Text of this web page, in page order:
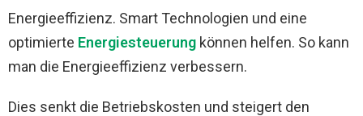
Energieeffizienz. Smart Technologien und eine
optimierte Energiesteuerung können helfen. So kann
man die Energieeffizienz verbessern.
Dies senkt die Betriebskosten und steigert den